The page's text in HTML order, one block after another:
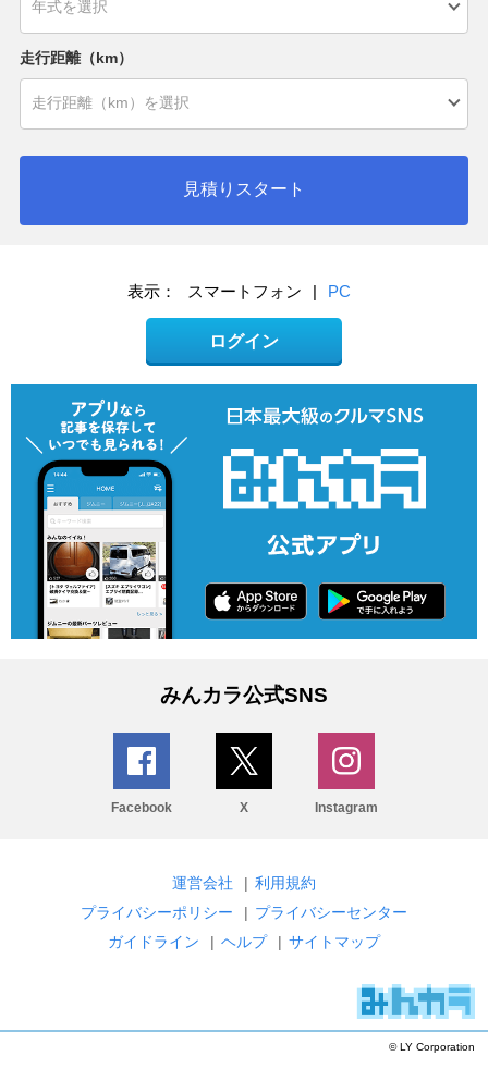
走行距離（km）
見積りスタート
表示： スマートフォン | PC
ログイン
みんカラ公式SNS
Facebook X Instagram
運営会社 | 利用規約
プライバシーポリシー
| プライバシーセンター
ガイドライン
| ヘルプ | サイトマップ
© LY Corporation